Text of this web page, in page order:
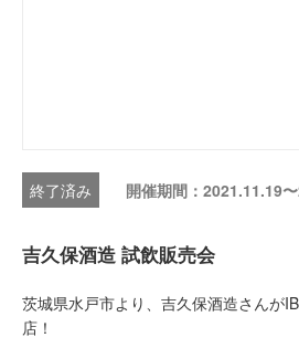
開催期間：2021.11.19
吉久保酒造 試飲販売会
茨城県水戸市より、吉久保酒造さんが
店！